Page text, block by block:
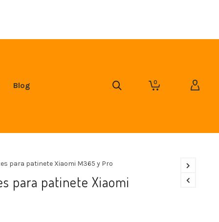
Blog 0
para patinete Xiaomi M365 y Pro
para patinete Xiaomi